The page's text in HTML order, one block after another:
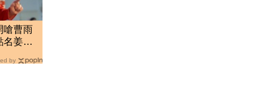
嗆曹雨
姜厚
by